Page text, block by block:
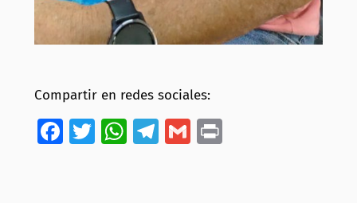
Compartir en redes sociales:
Facebook
Twitter
WhatsApp
Telegram
Gmail